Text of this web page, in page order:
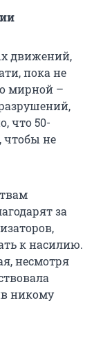
движений,
пока не
мирной –
что 50-
чтобы не
за
к насилию.
несмотря
никому